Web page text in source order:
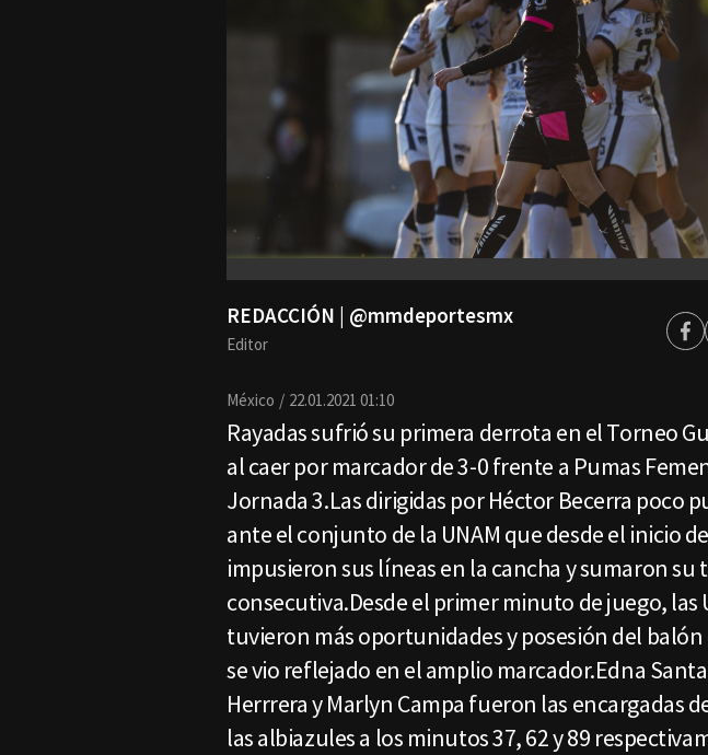
REDACCIÓN | @mmdeportesmx
Editor
México 22.01.2021 01:10
Rayadas sufrió su primera derrota en el Torneo
al caer por marcador de 3-0 frente a Pumas
Jornada 3.Las dirigidas por Héctor Becerra poco
ante el conjunto de la UNAM que desde el inicio
impusieron sus líneas en la cancha y sumaron su
consecutiva.Desde el primer minuto de juego, las
tuvieron más oportunidades y posesión del balón
se vio reflejado en el amplio marcador.Edna
Herrrera y Marlyn Campa fueron las encargadas
las albiazules a los minutos 37, 62 y 89